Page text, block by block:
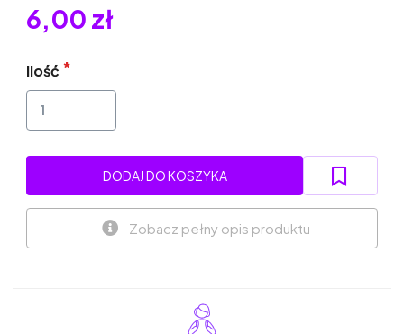
6,00 zł
Ilość
DODAJ DO KOSZYKA
Zobacz pełny opis produktu